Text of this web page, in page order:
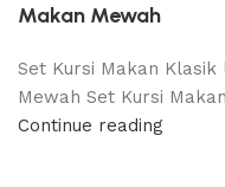
Makan Mewah
Set Kursi Makan
Mewah Set Kursi
Continue reading